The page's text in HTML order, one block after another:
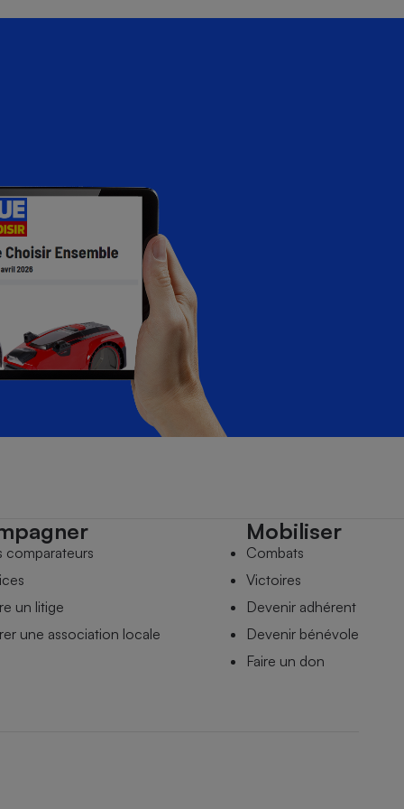
comparateurs
un litige
une association locale
Mobiliser
Combats
Victoires
Devenir adhérent
Devenir bénévole
Faire un don